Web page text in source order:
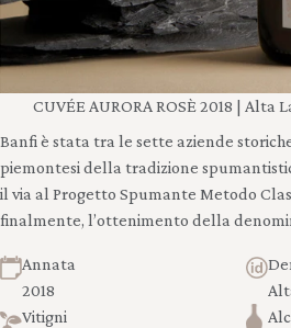
CUVÉE AURORA ROSÈ 2018 | Alta
Banfi è stata tra le sette aziende
piemontesi della tradizione
il via al Progetto Spumante Metodo
finalmente, l’ottenimento della
Annata
2018
Vitigni